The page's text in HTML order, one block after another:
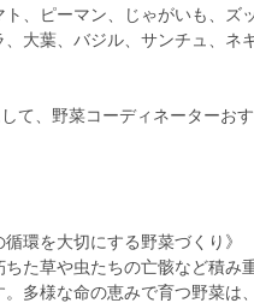
、ピーマン、じゃがいも、ズ
大葉、バジル、サンチュ、ネ
て、野菜コーディネーターお
環を大切にする野菜づくり》
た草や虫たちの亡骸など積み
多様な命の恵みで育つ野菜は